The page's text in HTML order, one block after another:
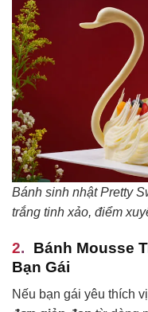
Bánh sinh nhật Pretty
trắng tinh xảo, điểm
Bánh Mousse
Bạn Gái
Nếu bạn gái yêu thích